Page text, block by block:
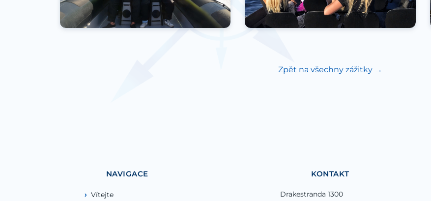
Zpět na všechny zážitky
NAVIGACE
Vítejte
KONTAKT
Drakestranda 1300